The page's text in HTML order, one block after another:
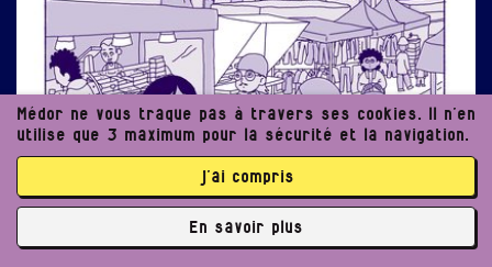
Médor ne vous traque pas à travers ses cookies. Il n’en
utilise que 3 maximum pour la sécurité et la navigation.
j’ai compris
En savoir plus